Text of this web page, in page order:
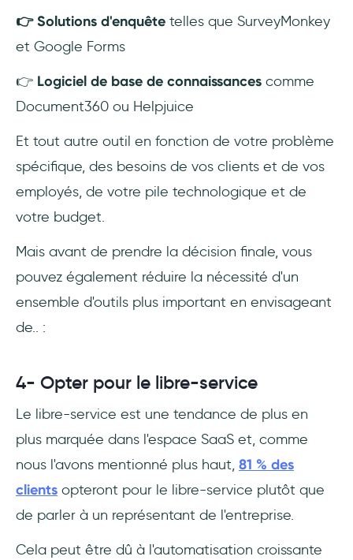
👉 Solutions d'enquête telles que SurveyMonkey
et Google Forms
👉 Logiciel de base de connaissances comme
Document360 ou Helpjuice
Et tout autre outil en fonction de votre problème
spécifique, des besoins de vos clients et de vos
employés, de votre pile technologique et de
votre budget.
Mais avant de prendre la décision finale, vous
pouvez également réduire la nécessité d'un
ensemble d'outils plus important en envisageant
de.. :
4- Opter pour le libre-service
Le libre-service est une tendance de plus en
plus marquée dans l'espace SaaS et, comme
nous l'avons mentionné plus haut, 81 % des
clients opteront pour le libre-service plutôt que
de parler à un représentant de l'entreprise.
Cela peut être dû à l'automatisation croissante